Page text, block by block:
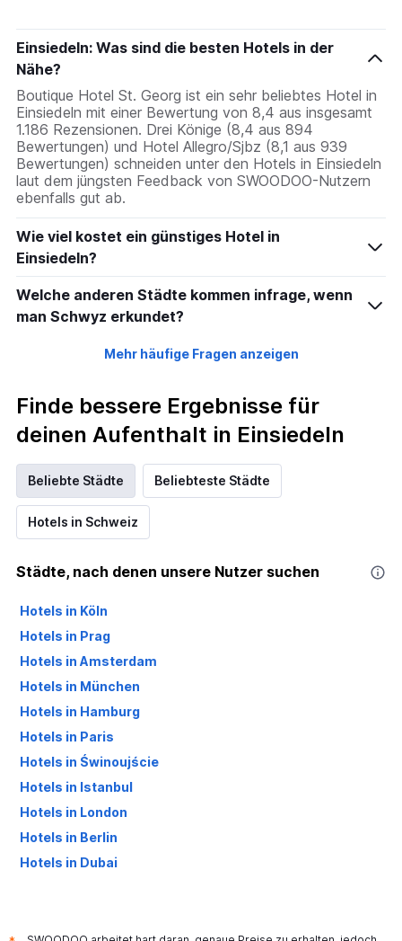
Einsiedeln: Was sind die besten Hotels in der
Nähe?
Boutique Hotel St. Georg ist ein sehr beliebtes Hotel in
Einsiedeln mit einer Bewertung von 8,4 aus insgesamt
1.186 Rezensionen. Drei Könige (8,4 aus 894
Bewertungen) und Hotel Allegro/Sjbz (8,1 aus 939
Bewertungen) schneiden unter den Hotels in Einsiedeln
laut dem jüngsten Feedback von SWOODOO-Nutzern
ebenfalls gut ab.
Wie viel kostet ein günstiges Hotel in
Einsiedeln?
Welche anderen Städte kommen infrage, wenn
man Schwyz erkundet?
Mehr häufige Fragen anzeigen
Finde bessere Ergebnisse für
deinen Aufenthalt in Einsiedeln
Beliebte Städte Beliebteste Städte
Hotels in Schweiz
Städte, nach denen unsere Nutzer suchen
Hotels in Köln
Hotels in Prag
Hotels in Amsterdam
Hotels in München
Hotels in Hamburg
Hotels in Paris
Hotels in Świnoujście
Hotels in Istanbul
Hotels in London
Hotels in Berlin
Hotels in Dubai